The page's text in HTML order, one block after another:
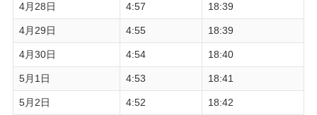
4月28日 4:57 18:39
4月29日 4:55 18:39
4月30日 4:54 18:40
5月1日 4:53 18:41
5月2日 4:52 18:42